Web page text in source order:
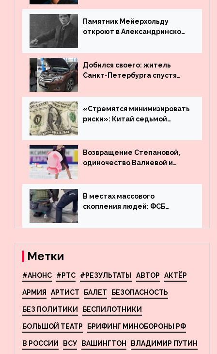
Вахтангова
Памятник Мейерхольду
откроют в Александринском
Добился своего: житель
Санкт-Петербурга спустя
угнанную в Казахстан
машину
«Стремятся минимизировать
риски»: Китай седьмой
деньги из американского
госдолга
Возвращение Степановой,
одиночество Валиевой и
что обсуждают в мире
фигурного катания
В местах массового
скопления людей: ФСБ
террористов, планировавших
Метки
#АНОНС #РТС #РЕЗУЛЬТАТЫ АВТОР АКТЁР
АРМИЯ АРТИСТ БАЛЕТ БЕЗОПАСНОСТЬ
БЕЗ ПОЛИТИКИ БЕСПИЛОТНИКИ
БОЛЬШОЙ ТЕАТР БРИФИНГ МИНОБОРОНЫ РФ
В РОССИИ ВСУ ВАШИНГТОН ВЛАДИМИР ПУТИН